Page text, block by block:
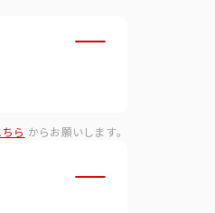
ちら からお願いします。